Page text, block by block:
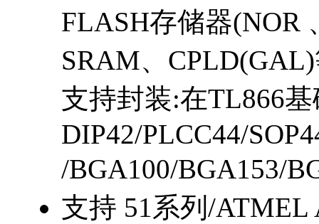
FLASH存储器(NOR
SRAM、
支持封装:在TL866
DIP42/PLCC44/
/BGA100/BGA153/
支持 51系列/ATMEL